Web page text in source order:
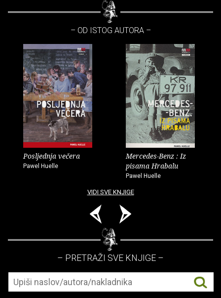
– OD ISTOG AUTORA –
Posljednja večera
Pawel Huelle
Mercedes-Benz : Iz
pisama Hrabalu
Pawel Huelle
VIDI SVE KNJIGE
– PRETRAŽI SVE KNJIGE –